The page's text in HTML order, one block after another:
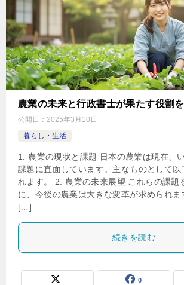
農業の未来と行政書士が果たす役割
公開日： 2025年3月10日
暮らし・生活
1. 農業の現状と課題 日本の農業は現在、
課題に直面しています。主なものとして以
れます。 2. 農業の未来展望 これらの課題
に、今後の農業は大きな変革が求められま
[…]
続きを読む
0